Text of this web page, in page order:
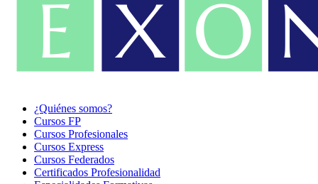
¿Quiénes somos?
Cursos FP
Cursos Profesionales
Cursos Express
Cursos Federados
Certificados Profesionalidad